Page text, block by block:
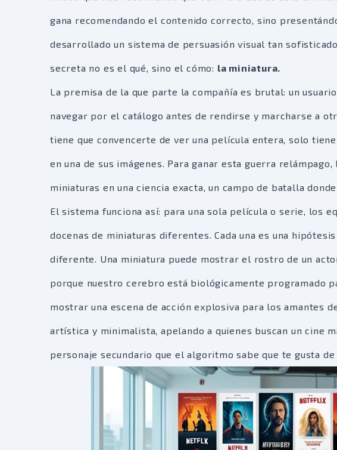
gana recomendando el contenido correcto, sino
desarrollado un sistema de persuasión visual tan
secreta no es el qué, sino el cómo: la miniatura.
La premisa de la que parte la compañía es brutal: un
navegar por el catálogo antes de rendirse y marcharse a
tiene que convencerte de ver una película entera, solo
en una de sus imágenes. Para ganar esta guerra
miniaturas en una ciencia exacta, un campo de batalla
El sistema funciona así: para una sola película o serie, los
docenas de miniaturas diferentes. Cada una es una
diferente. Una miniatura puede mostrar el rostro de un
porque nuestro cerebro está biológicamente programado
mostrar una escena de acción explosiva para los amantes
artística y minimalista, apelando a quienes buscan un cine
personaje secundario que el algoritmo sabe que te gusta